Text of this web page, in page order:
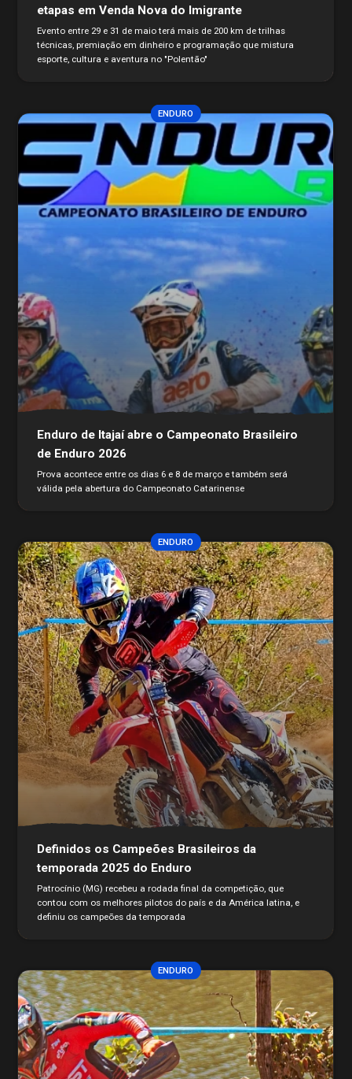
etapas em Venda Nova do Imigrante
Evento entre 29 e 31 de maio terá mais de 200 km de trilhas
técnicas, premiação em dinheiro e programação que mistura
esporte, cultura e aventura no "Polentão"
Enduro de Itajaí abre o Campeonato Brasileiro
de Enduro 2026
Prova acontece entre os dias 6 e 8 de março e também será
válida pela abertura do Campeonato Catarinense
ENDURO
Definidos os Campeões Brasileiros da
temporada 2025 do Enduro
Patrocínio (MG) recebeu a rodada final da competição, que
contou com os melhores pilotos do país e da América latina, e
definiu os campeões da temporada
ENDURO
ENDURO